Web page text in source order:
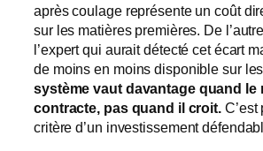
après coulage représente un coût
sur les matières premières. De
l’expert qui aurait détecté cet écart
de moins en moins disponible sur
système vaut davantage quand le
contracte, pas quand il croit.
critère d’un investissement